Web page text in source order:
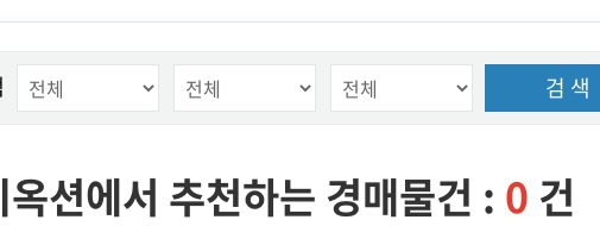
검 색
옥션에서 추천하는 경매물건 : 0 건